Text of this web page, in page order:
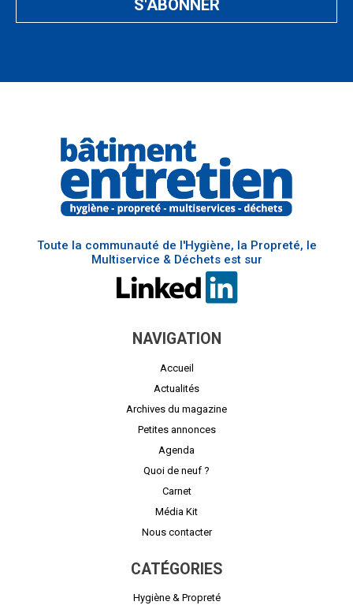
Toute la communauté de l'Hygiène, la Propreté, le
Multiservice & Déchets est sur
NAVIGATION
Accueil
Actualités
Archives du magazine
Petites annonces
Agenda
Quoi de neuf ?
Carnet
Média Kit
Nous contacter
CATÉGORIES
Hygiène & Propreté